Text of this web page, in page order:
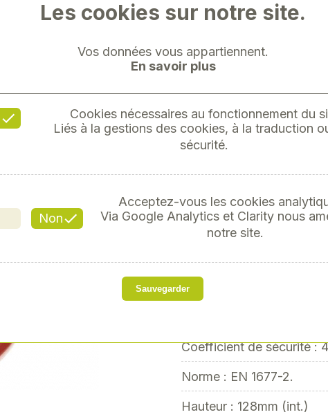
Grade 80.
Crochet à chape avec
Coefficient de sécurité :
Norme : EN 1677-2.
Hauteur : 128mm (int.)
Les cookies sur notre site.
Vos données vous appartiennent.
En savoir plus
Cookies nécessaires au fonctionnement du
Liés à la gestions des cookies, à la traduction
sécurité.
Non
Acceptez-vous les cookies
Via Google Analytics et Clarity nous
notre site.
Sauvegarder